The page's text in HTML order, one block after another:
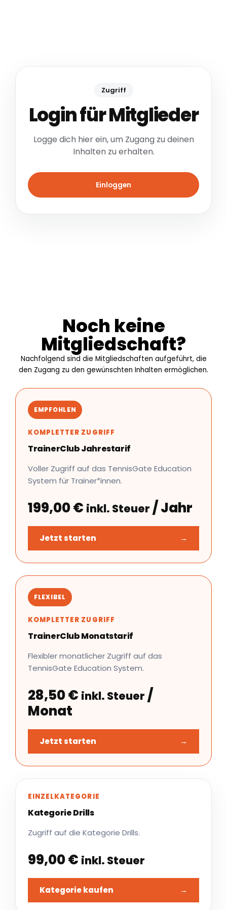
Zugriff
Login für Mitglieder
Logge dich hier ein, um Zugang zu deinen
Inhalten zu erhalten.
Einloggen
Noch keine
Mitgliedschaft?
Nachfolgend sind die Mitgliedschaften aufgeführt, die
den Zugang zu den gewünschten Inhalten ermöglichen.
EMPFOHLEN
KOMPLETTER ZUGRIFF
TrainerClub Jahrestarif
Voller Zugriff auf das TennisGate Education
System für Trainer*innen.
199,00€ inkl. Steuer / Jahr
Jetzt starten →
FLEXIBEL
KOMPLETTER ZUGRIFF
TrainerClub Monatstarif
Flexibler monatlicher Zugriff auf das
TennisGate Education System.
28,50€ inkl. Steuer /
Monat
Jetzt starten →
EINZELKATEGORIE
Kategorie Drills
Zugriff auf die Kategorie Drills.
99,00€ inkl. Steuer
Kategorie kaufen →